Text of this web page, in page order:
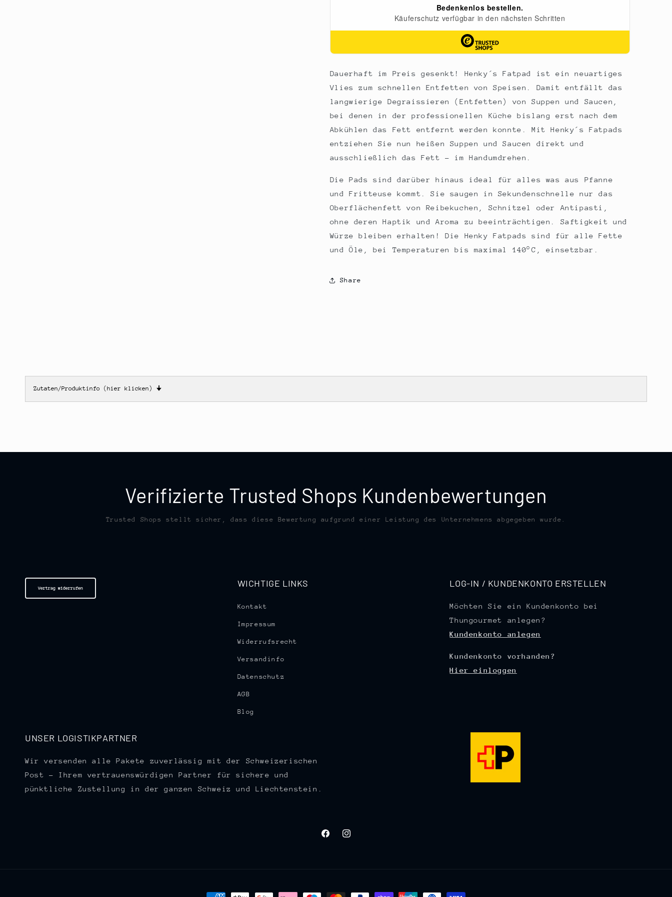
Dauerhaft im Preis gesenkt! Henky´s Fatpad ist ein neuartiges
Vlies zum schnellen Entfetten von Speisen. Damit entfällt das
langwierige Degraissieren (Entfetten) von Suppen und Saucen,
bei denen in der professionellen Küche bislang erst nach dem
Abkühlen das Fett entfernt werden konnte. Mit Henky´s Fatpads
entziehen Sie nun heißen Suppen und Saucen direkt und
ausschließlich das Fett - im Handumdrehen.
Die Pads sind darüber hinaus ideal für alles was aus Pfanne
und Fritteuse kommt. Sie saugen in Sekundenschnelle nur das
Oberflächenfett von Reibekuchen, Schnitzel oder Antipasti,
ohne deren Haptik und Aroma zu beeinträchtigen. Saftigkeit und
Würze bleiben erhalten! Die Henky Fatpads sind für alle Fette
und Öle, bei Temperaturen bis maximal 140°C, einsetzbar.
Share
Zutaten/Produktinfo (hier klicken) 🠋
Verifizierte Trusted Shops Kundenbewertungen
Trusted Shops stellt sicher, dass diese Bewertung aufgrund einer Leistung des Unternehmens abgegeben wurde.
Vertrag widerrufen WICHTIGE LINKS
Kontakt
Impressum
Widerrufsrecht
Versandinfo
Datenschutz
AGB
Blog
LOG-IN / KUNDENKONTO ERSTELLEN
Möchten Sie ein Kundenkonto bei
Thungourmet anlegen?
Kundenkonto anlegen
Kundenkonto vorhanden?
Hier einloggen
UNSER LOGISTIKPARTNER
Wir versenden alle Pakete zuverlässig mit der Schweizerischen
Post – Ihrem vertrauenswürdigen Partner für sichere und
pünktliche Zustellung in der ganzen Schweiz und Liechtenstein.
FacebookInstagram